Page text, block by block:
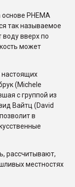
PHEMA
так называемое
вверх по
может
настоящих
(Michele
с группой из
Вайтц (David
в
рассчитывают,
местностях